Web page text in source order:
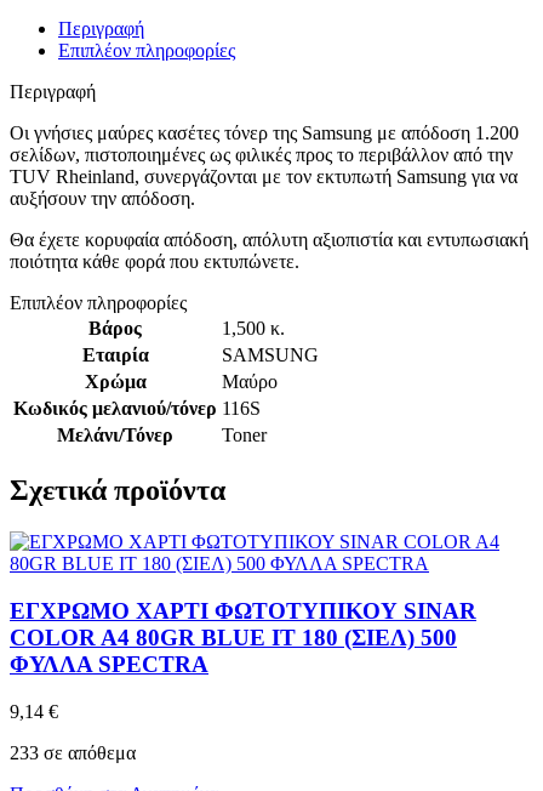
Περιγραφή
Επιπλέον πληροφορίες
Περιγραφή
Οι γνήσιες μαύρες κασέτες τόνερ της Samsung με απόδοση 1.200
σελίδων, πιστοποιημένες ως φιλικές προς το περιβάλλον από την
TUV Rheinland, συνεργάζονται με τον εκτυπωτή Samsung για να
αυξήσουν την απόδοση.
Θα έχετε κορυφαία απόδοση, απόλυτη αξιοπιστία και εντυπωσιακή
ποιότητα κάθε φορά που εκτυπώνετε.
Επιπλέον πληροφορίες
Βάρος
1,500 κ.
Εταιρία
SAMSUNG
Χρώμα
Μαύρο
Κωδικός μελανιού/τόνερ 116S
Μελάνι/Τόνερ
Toner
Σχετικά προϊόντα
ΕΓΧΡΩΜΟ ΧΑΡΤΙ ΦΩΤΟΤΥΠΙΚΟΥ SINAR
COLOR A4 80GR BLUE IT 180 (ΣΙΕΛ) 500
ΦΥΛΛΑ SPECTRA
9,14 €
233 σε απόθεμα